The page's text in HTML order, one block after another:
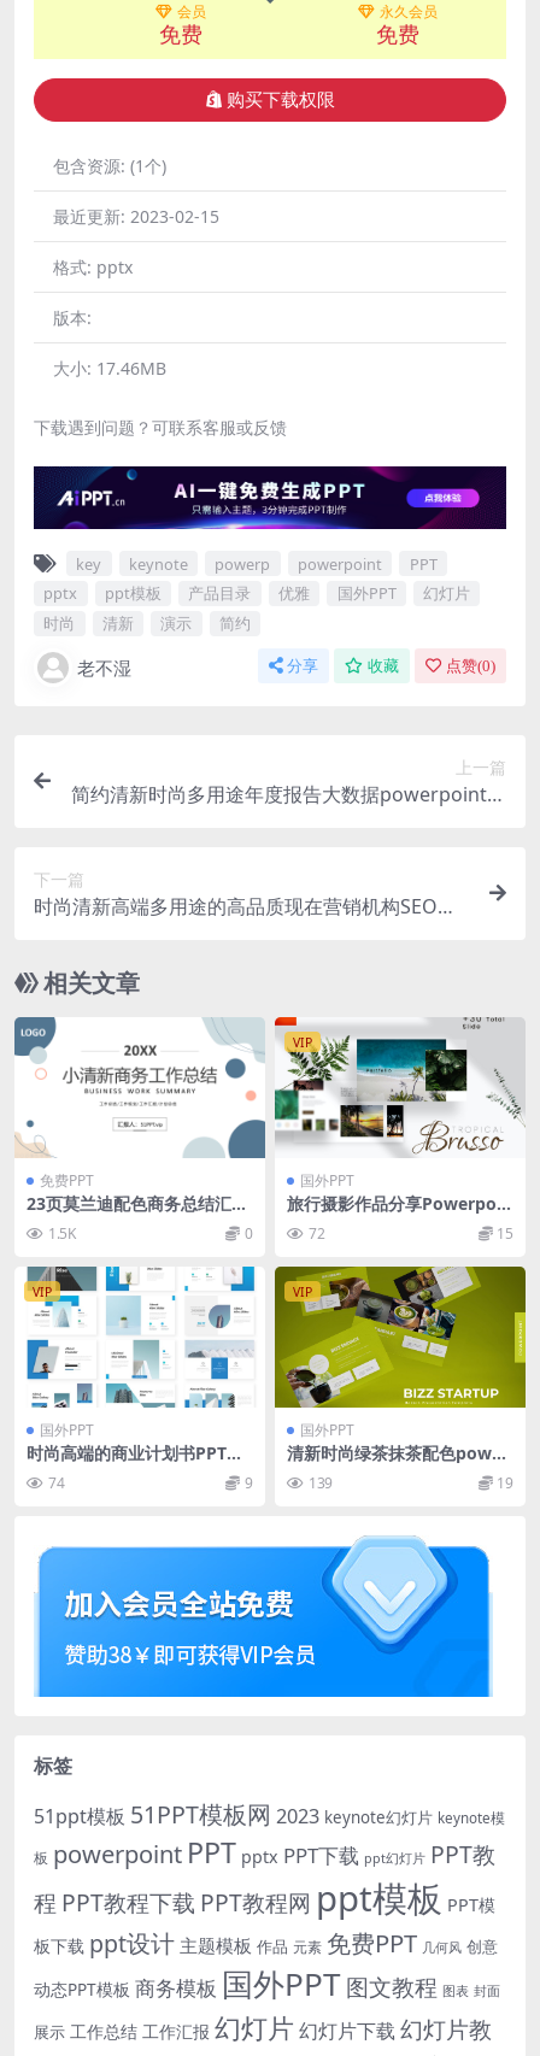
会员
免费
永久会员
免费
购买下载权限
包含资源: (1个)
最近更新: 2023-02-15
格式: pptx
版本:
大小: 17.46MB
下载遇到问题？可联系客服或反馈
key keynote powerp powerpoint
PPT
pptx
ppt模板 产品目录 优雅 国外PPT
幻灯片
时尚
清新 演示 简约
老不湿 分享 收藏 点赞(0)
上一篇
简约清新时尚多用途年度报告大数据powerpoint幻
下一篇
时尚清新高端多用途的高品质现在营销机构SEO大
相关文章
免费PPT
23页莫兰迪配色商务总结汇报
1.5K 0
VIP
国外PPT
旅行摄影作品分享Powerpoin
t模板下载 Brusso – Powerp
oint Template
72 15
VIP
国外PPT
时尚高端的商业计划书PPT模
74 9
VIP
国外PPT
清新时尚绿茶抹茶配色power
point幻灯片演示模板（ppt
x）139 19
标签
51ppt模板 51PPT模板网 2023 keynote幻灯片 keynote模
板 powerpoint PPT pptx PPT下载 ppt幻灯片 PPT教
程 PPT教程下载 PPT教程网 ppt模板 PPT模
板下载 ppt设计 主题模板 作品 元素 免费PPT 几何风 创意
动态PPT模板 商务模板 国外PPT图文教程 图表 封面
展示 工作总结 工作汇报 幻灯片 幻灯片下载 幻灯片教